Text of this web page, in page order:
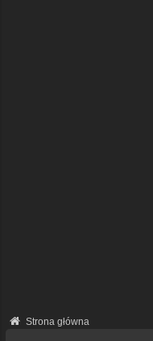
Strona główna